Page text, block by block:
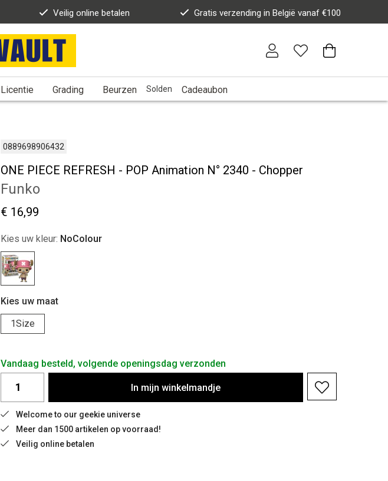
Veilig online betalen Gratis verzending in België vanaf €100
Licentie Grading Beurzen Solden Cadeaubon
0889698906432
ONE PIECE REFRESH - POP Animation N° 2340 - Chopper
Funko
€ 16,99
Kies uw kleur: NoColour
Kies uw maat
1Size
Vandaag besteld, volgende openingsdag verzonden
In mijn winkelmandje
Welcome to our geekie universe
Meer dan 1500 artikelen op voorraad!
Veilig online betalen